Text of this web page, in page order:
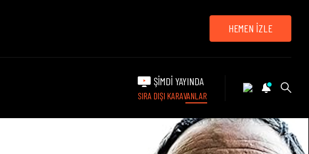
HEMEN İZLE
ŞİMDİ YAYINDA
SIRA DIŞI KARAVANLAR